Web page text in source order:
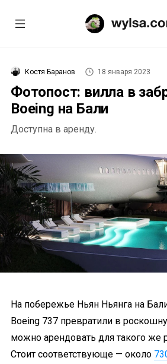
Костя Баранов 18 января 2023
Фотопост: вилла в
Boeing на Бали
Доступна в аренду.
На побережье Ньян Ньянга на
Boeing 737 превратили в
можно арендовать для такого же
Стоит соответствующе — около